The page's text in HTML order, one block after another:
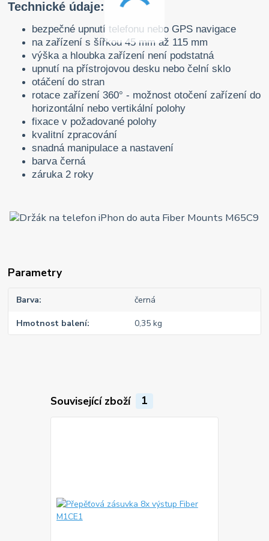
Technické údaje:
bezpečné upnutí telefonu nebo GPS navigace
na zařízení s šířkou 45 mm až 115 mm
výška a hloubka zařízení není podstatná
upnutí na přístrojovou desku nebo čelní sklo
otáčení do stran
rotace zařízení 360° - možnost otočení zařízení do
horizontální nebo vertikální polohy
fixace v požadované polohy
kvalitní zpracování
snadná manipulace a nastavení
barva černá
záruka 2 roky
Parametry
Barva černá
Hmotnost balení 0,35 kg
Související zboží 1